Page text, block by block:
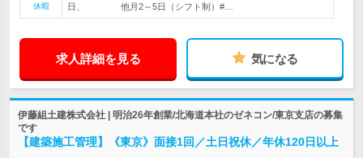
休暇
日、 他月2～5日（シフト制）#…
求人詳細を見る 気になる
伊藤組土建株式会社 | 明治26年創業/北海道本社のゼネコン/東京支店の募集
です
【建築施工管理】《東京》面接1回／土日祝休／年休120日以上